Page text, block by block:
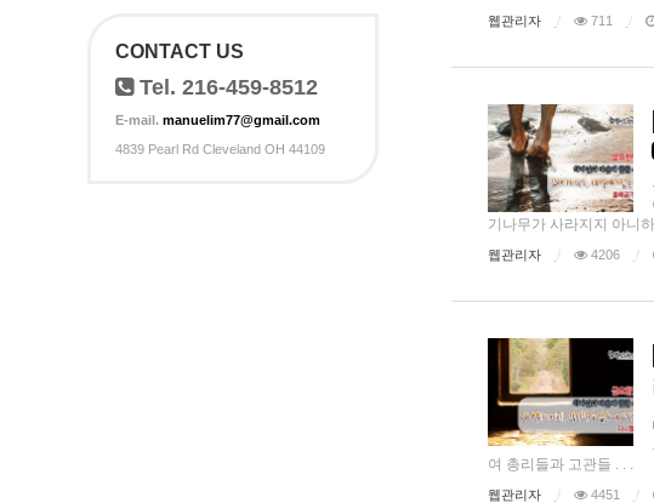
웹관리자 711
기나무가 사라지지 아니
웹관리자 4206
여 총리들과 고관들 . . .
웹관리자 4451
CONTACT US
Tel. 216-459-8512
E-mail. manuelim77@gmail.com
4839 Pearl Rd Cleveland OH 44109